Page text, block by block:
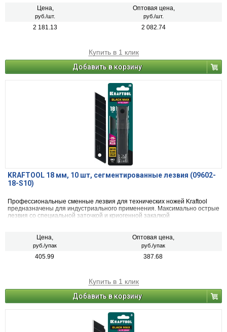
Цена,
руб./шт.
Оптовая цена,
руб./шт.
2 181.13 2 082.74
Купить в 1 клик
Добавить в корзину
KRAFTOOL 18 мм, 10 шт, сегментированные лезвия (09602-
18-S10)
Профессиональные сменные лезвия для технических ножей Kraftool
предназначены для индустриального применения. Максимально острые
лезвия со специальной заточкой и криогенной закалкой
Цена,
руб./упак
Оптовая цена,
руб./упак
405.99 387.68
Купить в 1 клик
Добавить в корзину